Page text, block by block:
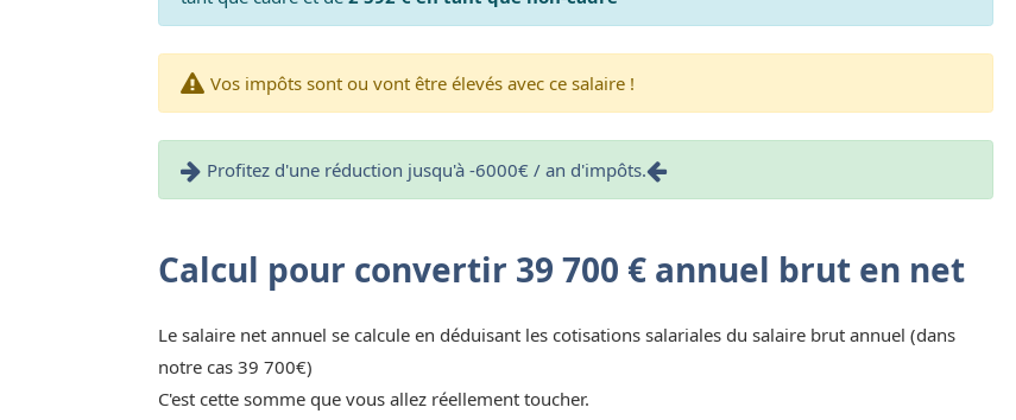
Vos impôts sont ou vont être élevés avec ce salaire !
Profitez d'une réduction jusqu'à -6000€ / an d'impôts.
Calcul pour convertir 39 700 € annuel brut en net
Le salaire net annuel se calcule en déduisant les cotisations salariales du salaire brut annuel (dans
notre cas 39 700€)
C'est cette somme que vous allez réellement toucher.